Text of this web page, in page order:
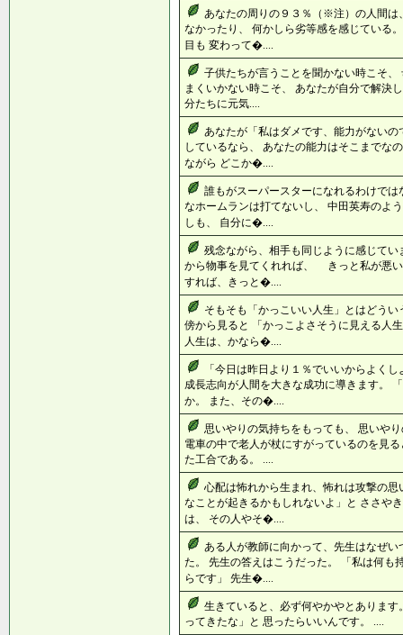
あなたの周りの９３％（※注）の人間は
なかったり、 何かしら劣等感を感じている
目も 変わって�....
子供たちが言うことを聞かない時こそ
まくいかない時こそ、 あなたが自分で解決
分たちに元気....
あなたが「私はダメです、能力がない
しているなら、 あなたの能力はそこまでな
ながら どこか�....
誰もがスーパースターになれるわけで
なホームランは打てないし、 中田英寿のよ
しも、 自分に�....
残念ながら、相手も同じように感じて
から物事を見てくれれば、 きっと私が悪
すれば、きっと�....
そもそも「かっこいい人生」とはどう
傍から見ると 「かっこよさそうに見える人
人生は、かなら�....
「今日は昨日より１％でいいからよく
成長志向が人間を大きな成功に導きます。
か。 また、その�....
思いやりの気持ちをもっても、 思いや
電車の中で老人が杖にすがっているのを見
た工合である。 ....
心配は怖れから生まれ、怖れは攻撃の
なことが起きるかもしれないよ」と ささや
は、 その人やそ�....
ある人が教師に向かって、先生はなぜ
た。 先生の答えはこうだった。 「私は何
らです」 先生�....
生きていると、必ず何やかやとありま
ってきたな」と 思ったらいいんです。 ....